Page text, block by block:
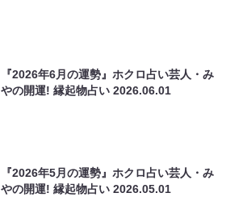
『2026年6月の運勢』ホクロ占い芸人・み
やの開運! 縁起物占い2026.06.01
『2026年5月の運勢』ホクロ占い芸人・み
やの開運! 縁起物占い2026.05.01